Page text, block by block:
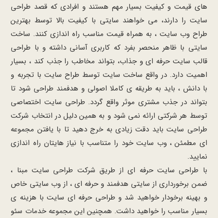
های قیمت و کیفیت بسیار مهم هستند و افرادی که قصد طراحی
سایت را دارند، می خواهند سایتی با کیفیت بالا توسط بهترین
طراح وب سایت ، به همراه قیمت مناسب راه اندازی کنند. ساخت
سایتی با ظاهر منحصر بفرد که کاربری آسانی داشته و با طراحی
قالب سایت حرفه ای و جذاب، بتواند مخاطب را جذب کند ، بسیار
اهمیت دارد. در واقع ساخت سایت توسط طراح سایت با تجربه و
با دانش ، باید به طریقه ی کاملا اصولی و هدفمند طراحی شود تا
بتواند در جذب مشتری موثر واقع گردد. طراحی سایت اختصاصی
توسط هر شرکتی ارائه نمی شود و به همین دلیل در انتخاب شرکت
طراحی سایت باید دقت زیادی به خرج دهید تا با یافتن مجموعه
ای مطمئن ، وب سایت خود را متناسب با نیاز هایتان راه اندازی
نمایید.
با طراحی سایت حرفه ای از طریق شرکت طراحی سایت مبنا ،
ضمن برخورداری از سایتی هدفمند و حرفه ای ، از وب سایتی خاص
و بهینه برخودار خواهید شد و طراحی حرفه ای سایت با هزینه ی
بسیار مناسب را خواهید داشت. همچنین این مجموعه خدمات سئو